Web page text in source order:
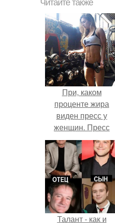
Читайте также
При, каком
проценте жира
виден пресс у
женщин. Пресс
кубиками есть у
каждого, но обычно
они скрыты под
слоем жира.
Талант - как и